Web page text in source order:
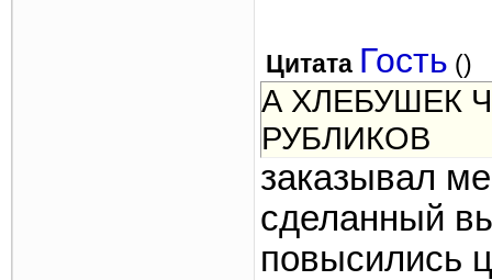
Цитата Гость ()
А ХЛЕБУШЕК
РУБЛИКОВ
заказывал
сделанный
повысились